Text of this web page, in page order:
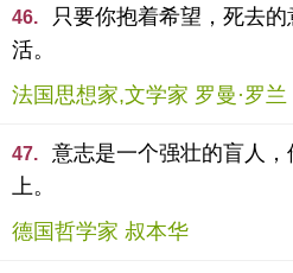
46.
只要你抱着希望，死去
活。
法国思想家,文学家 罗曼·罗兰
47.
意志是一个强壮的盲人
上。
德国哲学家 叔本华